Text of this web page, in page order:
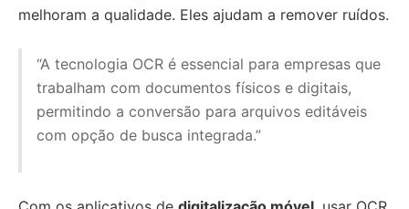
melhoram a qualidade. Eles ajudam a remover ruídos.
“A tecnologia OCR é essencial para empresas que
trabalham com documentos físicos e digitais,
permitindo a conversão para arquivos editáveis
com opção de busca integrada.”